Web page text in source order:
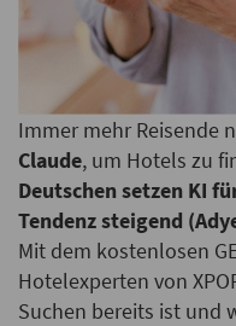
Immer mehr Reisende
Claude, um Hotels zu
Deutschen setzen KI
Tendenz steigend
Mit dem kostenlosen
Hotelexperten von
Suchen bereits ist und